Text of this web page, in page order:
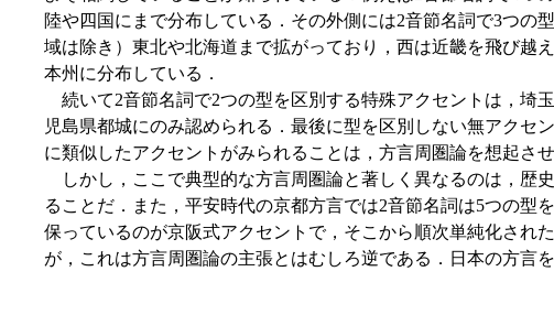
陸や四国にまで分布している．その外側には2音節名詞で3つ
域は除き）東北や北海道まで拡がっており，西は近畿を飛び越
本州に分布している．
続いて2音節名詞で2つの型を区別する特殊アクセントは，埼
児島県都城にのみ認められる．最後に型を区別しない無アク
に類似したアクセントがみられることは，方言周圏論を想起させ
しかし，ここで典型的な方言周圏論と著しく異なるのは，歴
ることだ．また，平安時代の京都方言では2音節名詞は5つの型
保っているのが京阪式アクセントで，そこから順次単純化され
が，これは方言周圏論の主張とはむしろ逆である．日本の方言